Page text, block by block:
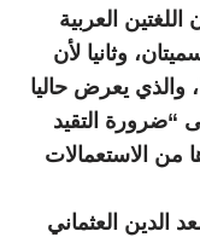
اللغتين العربية
وثانيا لأن
والذي يعرض حاليا
ينص في الفقرة 29 على “ضرورة التقيد
من الاستعمالات
الدين العثماني